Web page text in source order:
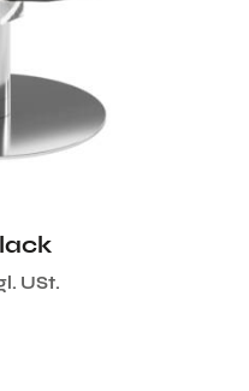
USt.